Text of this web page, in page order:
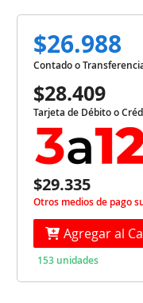
$26.988
Contado o
$28.409
Tarjeta de Débito o
$29.335
Otros medios de pago
Agregar al
153 unidades